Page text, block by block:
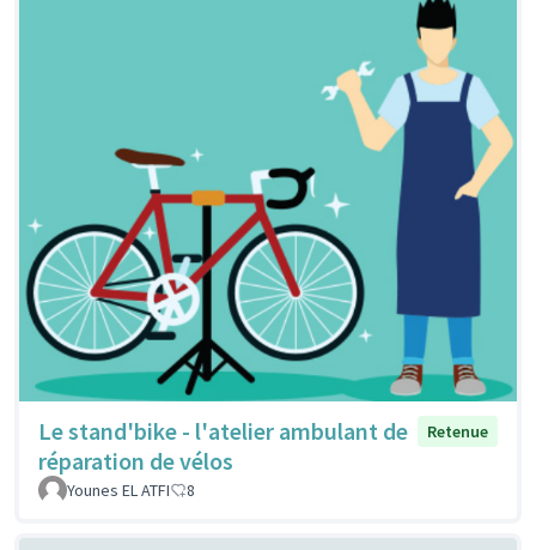
Le stand'bike - l'atelier ambulant de
réparation de vélos
Retenue
Younes EL ATFI 8